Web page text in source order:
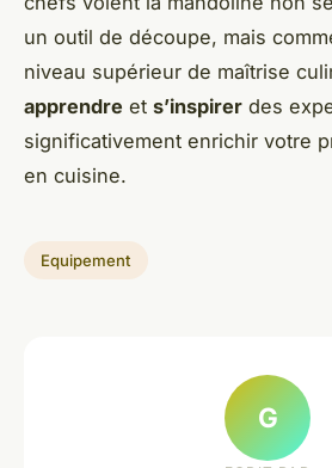
un outil de découpe, mais
niveau supérieur de maîtrise
apprendre et s’inspirer des
significativement enrichir votre
en cuisine.
Equipement
G